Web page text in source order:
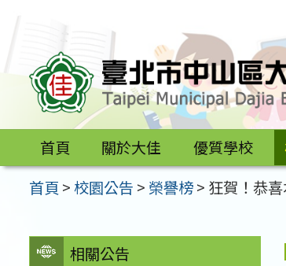
區
首頁 關於大佳 優質學校
首頁 >校園公告 > 榮譽榜> 狂賀！恭
相關公告